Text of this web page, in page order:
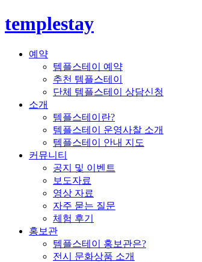
templestay
예약
템플스테이 예약
추천 템플스테이
단체 템플스테이 상담신청
소개
템플스테이란?
템플스테이 운영사찰 소개
템플스테이 안내 지도
커뮤니티
공지 및 이벤트
보도자료
영상 자료
자주 묻는 질문
체험 후기
홍보관
템플스테이 홍보관은?
전시 문화상품 소개